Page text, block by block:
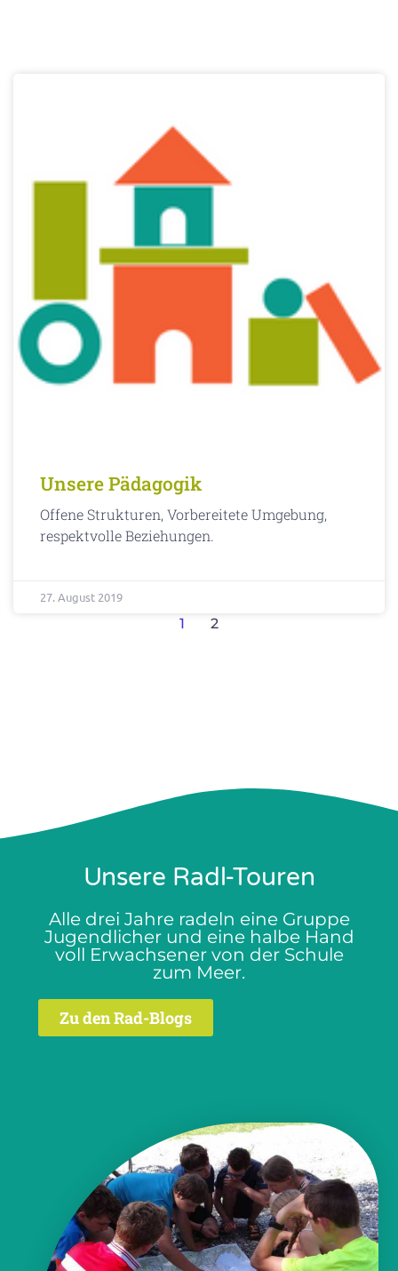
Unsere Pädagogik
Offene Strukturen, Vorbereitete Umgebung,
respektvolle Beziehungen.
27. August 2019
1 2
Unsere Radl-Touren
Alle drei Jahre radeln eine Gruppe
Jugendlicher und eine halbe Hand
voll Erwachsener von der Schule
zum Meer.
Zu den Rad-Blogs